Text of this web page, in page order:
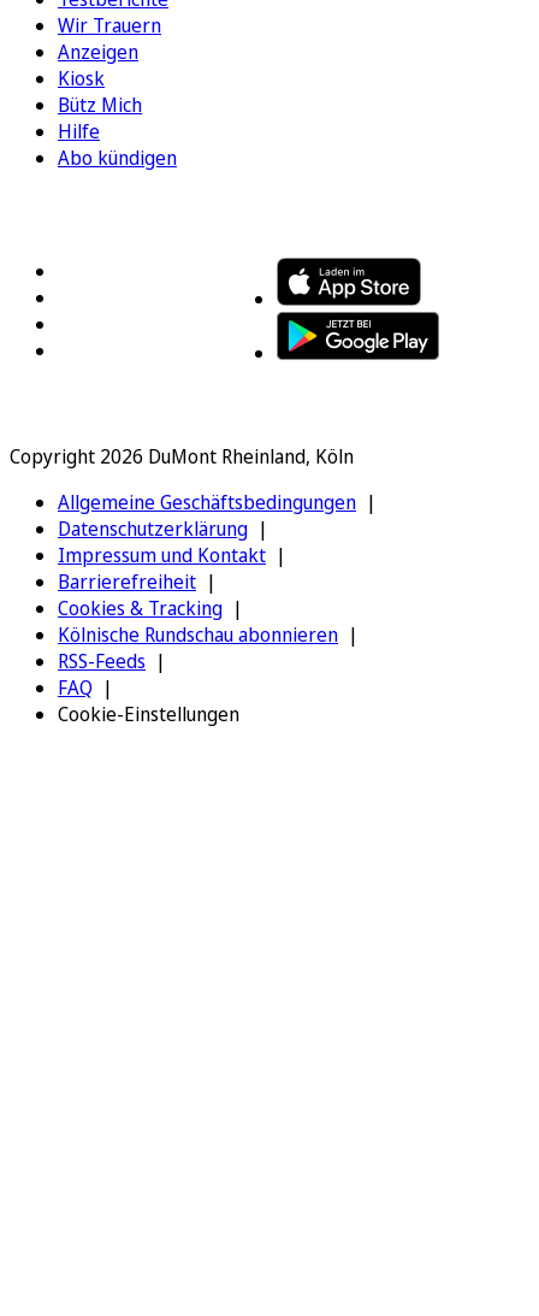
Wir Trauern
Anzeigen
Kiosk
Bütz Mich
Hilfe
Abo kündigen
Copyright 2026 DuMont Rheinland, Köln
Allgemeine Geschäftsbedingungen
Datenschutzerklärung
Impressum und Kontakt
Barrierefreiheit
Cookies & Tracking
Kölnische Rundschau abonnieren
RSS-Feeds
FAQ
Cookie-Einstellungen